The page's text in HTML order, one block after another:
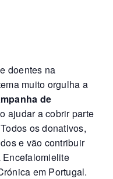
doentes na
muito orgulha a
de
ajudar a cobrir parte
os donativos,
e vão contribuir
Encefalomielite
em Portugal.